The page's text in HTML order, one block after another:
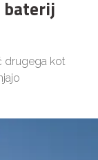
baterij
drugega kot